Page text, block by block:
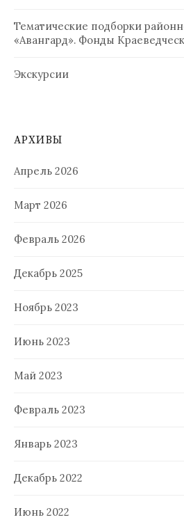
Тематические подборки
«Авангард». Фонды
Экскурсии
АРХИВЫ
Апрель 2026
Март 2026
Февраль 2026
Декабрь 2025
Ноябрь 2023
Июнь 2023
Май 2023
Февраль 2023
Январь 2023
Декабрь 2022
Июнь 2022